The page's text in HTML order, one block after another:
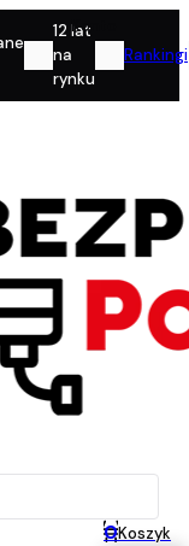
12 lat
na
rynku
Rankingi
Konto
0Koszyk